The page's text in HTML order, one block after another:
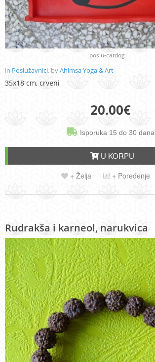
poslu-catdog
in Poslužavnici, byAhimsa Yoga & Art
35x18 cm, crveni
20.00€
Isporuka 15 do 30 dana
U KORPU
+ Želja + Poređenje
Rudrakša i karneol, narukvica